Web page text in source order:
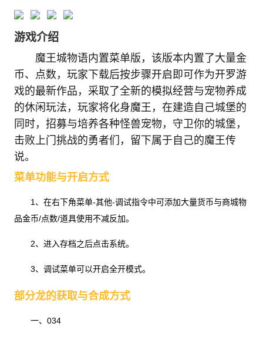
游戏介绍
魔王城物语内置菜单版，该版本内置了大量金
币、点数，玩家下载后按步骤开启即可作为开罗游
戏的最新作品，采取了全新的模拟经营与宠物养成
的休闲玩法，玩家将化身魔王，在建造自己城堡的
同时，招募与培养各种怪兽宠物，守卫你的城堡，
击败上门挑战的勇者们，留下属于自己的魔王传
说。
菜单功能与开启方式
1、在右下角菜单-其他-调试指令中可添加大量货币与商城物
品金币/点数/道具使用不减反加。
2、进入存档之后点击系统。
3、调试菜单可以开启全开模式。
部分龙的获取与合成方式
一、034